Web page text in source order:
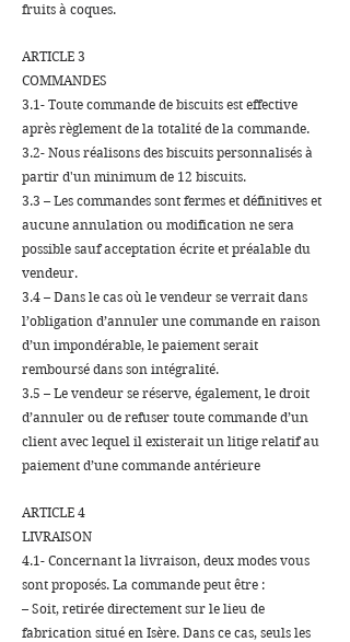
fruits à coques.
ARTICLE 3
COMMANDES
3.1- Toute commande de biscuits est effective
après règlement de la totalité de la commande.
3.2- Nous réalisons des biscuits personnalisés à
partir d'un minimum de 12 biscuits.
3.3 – Les commandes sont fermes et définitives et
aucune annulation ou modification ne sera
possible sauf acceptation écrite et préalable du
vendeur.
3.4 – Dans le cas où le vendeur se verrait dans
l’obligation d’annuler une commande en raison
d’un impondérable, le paiement serait
remboursé dans son intégralité.
3.5 – Le vendeur se réserve, également, le droit
d’annuler ou de refuser toute commande d’un
client avec lequel il existerait un litige relatif au
paiement d’une commande antérieure
ARTICLE 4
LIVRAISON
4.1- Concernant la livraison, deux modes vous
sont proposés. La commande peut être :
– Soit, retirée directement sur le lieu de
fabrication situé en Isère. Dans ce cas, seuls les